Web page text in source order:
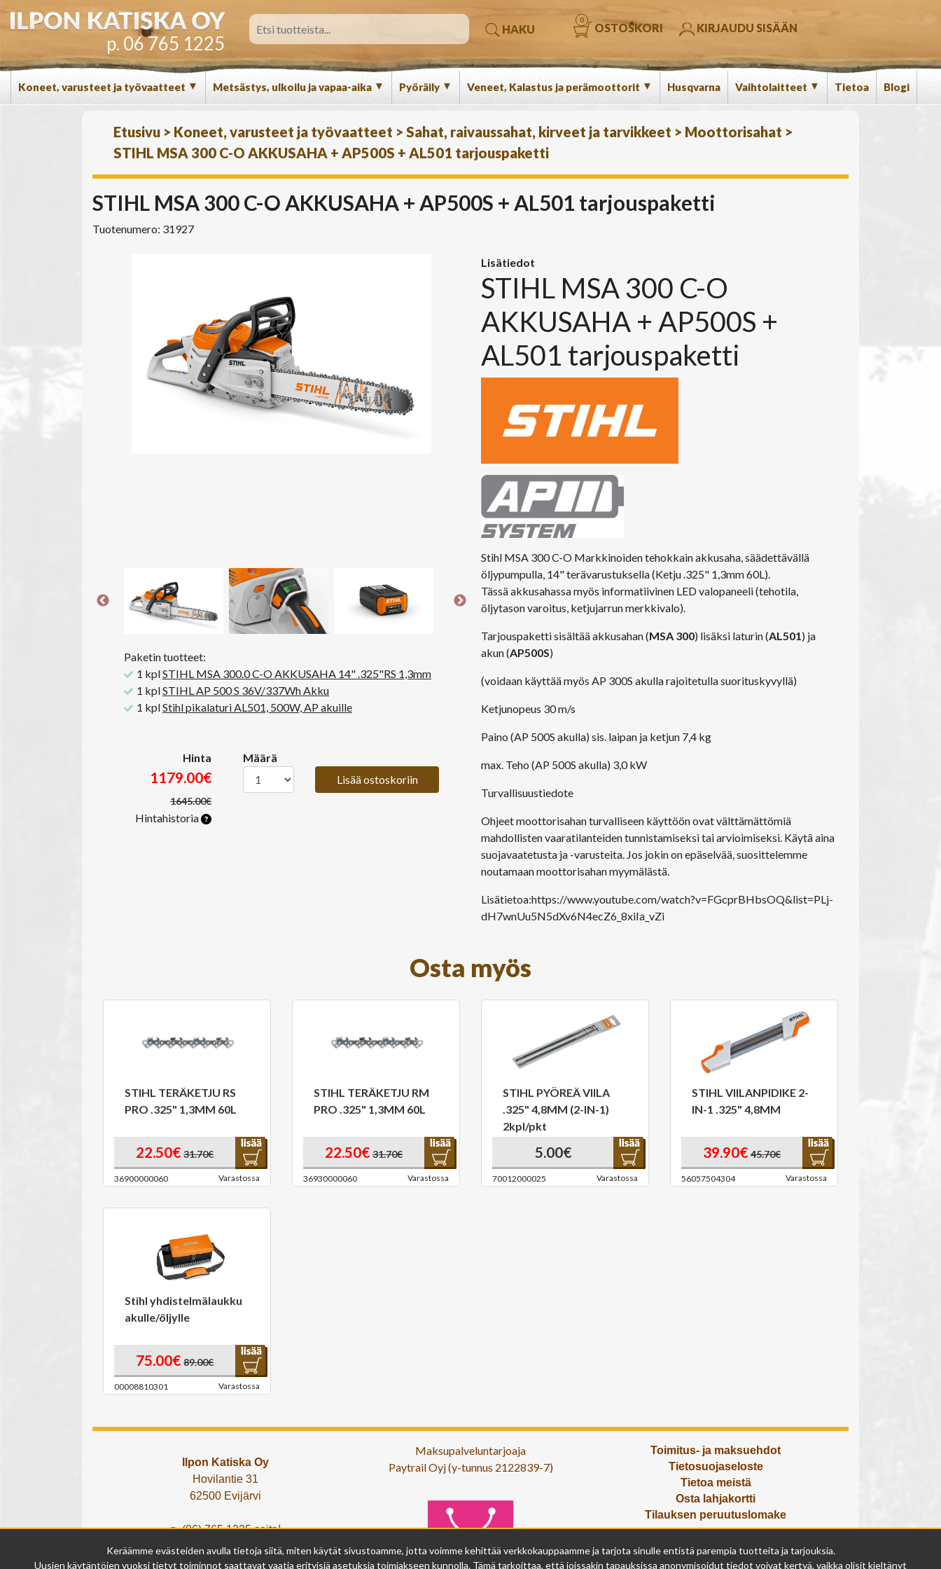
p. 06 765 1225
HAKU OSTOSKORI
0
KIRJAUDU SISÄÄN
Koneet, varusteet ja työvaatteet ▼ Metsästys, ulkoilu ja vapaa-aika ▼ Pyöräily ▼ Veneet, Kalastus ja perämoottorit ▼ Husqvarna Vaihtolaitteet ▼ Tietoa Blogi
Etusivu > Koneet, varusteet ja työvaatteet > Sahat, raivaussahat, kirveet ja tarvikkeet > Moottorisahat >
STIHL MSA 300 C-O AKKUSAHA + AP500S + AL501 tarjouspaketti
STIHL MSA 300 C-O AKKUSAHA + AP500S + AL501 tarjouspaketti
Tuotenumero: 31927
Paketin tuotteet:
1 kplSTIHL MSA 300.0 C-O AKKUSAHA 14" .325"RS 1,3mm
1 kplSTIHL AP 500 S 36V/337Wh Akku
1 kplStihl pikalaturi AL501, 500W, AP akuille
Hinta
1179.00€
1645.00€
Hintahistoria
Määrä
Lisää ostoskoriin
Lisätiedot
STIHL MSA 300 C-O
AKKUSAHA + AP500S +
AL501 tarjouspaketti
Stihl MSA 300 C-O Markkinoiden tehokkain akkusaha, säädettävällä
öljypumpulla, 14" terävarustuksella (Ketju .325" 1,3mm 60L).
Tässä akkusahassa myös informatiivinen LED valopaneeli (tehotila,
öljytason varoitus, ketjujarrun merkkivalo).
Tarjouspaketti sisältää akkusahan (MSA 300) lisäksi laturin (AL501) ja
akun (AP500S)
(voidaan käyttää myös AP 300S akulla rajoitetulla suorituskyvyllä)
Ketjunopeus 30 m/s
Paino (AP 500S akulla) sis. laipan ja ketjun 7,4 kg
max. Teho (AP 500S akulla) 3,0 kW
Turvallisuustiedote
Ohjeet moottorisahan turvalliseen käyttöön ovat välttämättömiä
mahdollisten vaaratilanteiden tunnistamiseksi tai arvioimiseksi. Käytä aina
suojavaatetusta ja -varusteita. Jos jokin on epäselvää, suosittelemme
noutamaan moottorisahan myymälästä.
Lisätietoa:https://www.youtube.com/watch?v=FGcprBHbsOQ&list=PLj-
dH7wnUu5N5dXv6N4ecZ6_8xiIa_vZi
Osta myös
STIHL TERÄKETJU RS
PRO .325" 1,3MM 60L
22.50€ 31.70€
36900000060 Varastossa
STIHL TERÄKETJU RM
PRO .325" 1,3MM 60L
22.50€ 31.70€
36930000060 Varastossa
STIHL PYÖREÄ VIILA
.325" 4,8MM (2-IN-1)
2kpl/pkt
5.00€
70012000025 Varastossa
STIHL VIILANPIDIKE 2-
IN-1 .325" 4,8MM
39.90€ 45.70€
56057504304 Varastossa
Stihl yhdistelmälaukku
akulle/öljylle
75.00€ 89.00€
00008810301 Varastossa
Ilpon Katiska Oy
Hovilantie 31
62500 Evijärvi
p. (06) 765 1225 soita!
tai lähetä What's App viesti!
info@ilponkatiska.fi
Maksupalveluntarjoaja
Paytrail Oyj (y-tunnus 2122839-7)
Toimitus- ja maksuehdot
Tietosuojaseloste
Tietoa meistä
Osta lahjakortti
Tilauksen peruutuslomake
Olemme avoinna
ma - pe 9 - 17
Keräämme evästeiden avulla tietoja siitä, miten käytät sivustoamme, jotta voimme kehittää verkkokauppaamme ja tarjota sinulle entistä parempia tuotteita ja tarjouksia.
Uusien käytäntöjen vuoksi tietyt toiminnot saattavat vaatia erityisiä asetuksia toimiakseen kunnolla. Tämä tarkoittaa, että joissakin tapauksissa anonymisoidut tiedot voivat kertyä, vaikka olisit kieltänyt